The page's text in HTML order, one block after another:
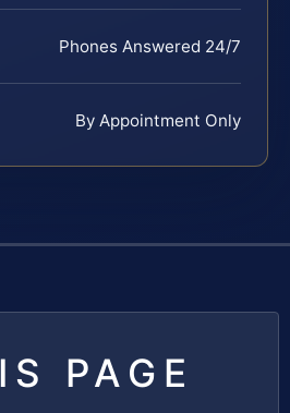
Phones Answered 24/7
By Appointment Only
PAGE